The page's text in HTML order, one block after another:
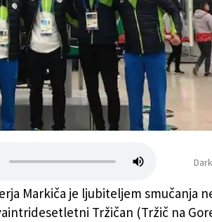
Markiča je ljubiteljem smučanja
Tržičan (Tržič na